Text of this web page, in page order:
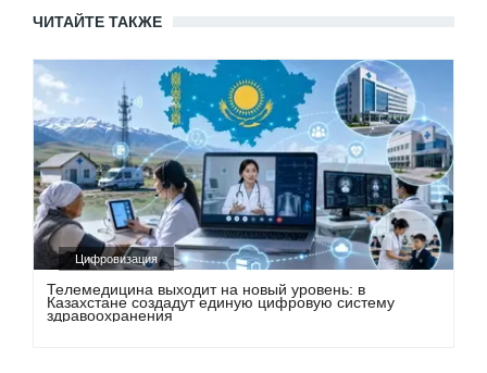
ЧИТАЙТЕ ТАКЖЕ
Цифровизация
Телемедицина выходит на новый уровень: в
Казахстане создадут единую цифровую систему
здравоохранения